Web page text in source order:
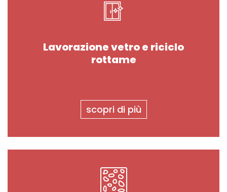
Lavorazione vetro e riciclo
rottame
scopri di più